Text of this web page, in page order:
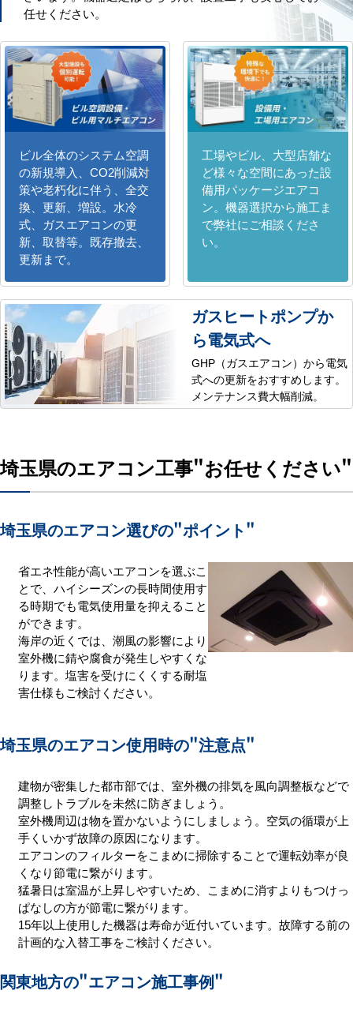
任せください。
ビル全体のシステム空調
の新規導入、CO2削減対
策や老朽化に伴う、全交
換、更新、増設。水冷
式、ガスエアコンの更
新、取替等。既存撤去、
更新まで。
工場やビル、大型店舗な
ど様々な空間にあった設
備用パッケージエアコ
ン。機器選択から施工ま
で弊社にご相談くださ
い。
ガスヒートポンプか
ら電気式へ
GHP（ガスエアコン）から電気
式への更新をおすすめします。
メンテナンス費大幅削減。
埼玉県のエアコン工事"お任せください"
埼玉県のエアコン選びの"ポイント"
省エネ性能が高いエアコンを選ぶこ
とで、ハイシーズンの長時間使用す
る時期でも電気使用量を抑えること
ができます。
海岸の近くでは、潮風の影響により
室外機に錆や腐食が発生しやすくな
ります。塩害を受けにくくする耐塩
害仕様もご検討ください。
埼玉県のエアコン使用時の"注意点"
建物が密集した都市部では、室外機の排気を風向調整板などで
調整しトラブルを未然に防ぎましょう。
室外機周辺は物を置かないようにしましょう。空気の循環が上
手くいかず故障の原因になります。
エアコンのフィルターをこまめに掃除することで運転効率が良
くなり節電に繋がります。
猛暑日は室温が上昇しやすいため、こまめに消すよりもつけっ
ぱなしの方が節電に繋がります。
15年以上使用した機器は寿命が近付いています。故障する前の
計画的な入替工事をご検討ください。
関東地方の"エアコン施工事例"